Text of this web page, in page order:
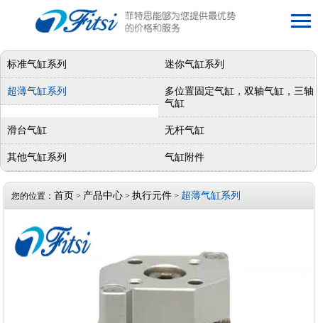
标准气缸系列 迷你气缸系列
超薄气缸系列
多位置固定气缸，双轴气缸，三轴
气缸
滑台气缸 无杆气缸
其他气缸系列 气缸附件
您的位置： 首页 > 产品中心 > 执行元件 > 超薄气缸系列